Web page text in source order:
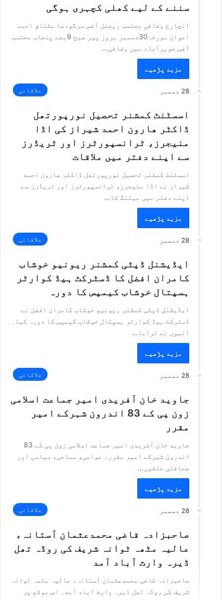
سننے کے لیے کھلی کچہری ہوگی
انچارج وفاقی محتسب ریجنل آفس سرگودھا مشتاق احمد
اعوان مورخہ30دسمبر بروز پیر صبح 9بجے پنجاب محتسب
آفس جوہرآباد میں وفاقی…
مزید پڑھیے
28 دسمبر علاقائی
اسسٹنٹ کمشنر تحصیل نورپورتھل
ڈاکٹر ھارون احمد شیراز کی اڈا
منیجرز، ٹرانسپورٹرز اور ٹریڈرز
سے اپنے دفتر میں ملاقات
اسسٹنٹ کمشنر تحصیل نورپورتھل ڈاکٹر ھارون احمد
شیراز نے اڈا منیجرز، ٹرانسپورٹرز اور ٹریڈرز سے
اپنے دفتر میں میٹنگ کا…
مزید پڑھیے
28 دسمبر علاقائی
ایڈیشنل ڈپٹی کمشنر ریونیو خوشاب
کامران افضل کا ڈسٹرکٹ ہیڈ کوارٹر
ہسپتال خوشاب کیمپس کا دورہ
ایڈیشنل ڈپٹی کمشنر ریونیو خوشاب کامران افضل نے
ڈسٹرکٹ ہیڈ کوارٹر ہسپتال خوشاب کیمپس کا دورہ کیا۔
انہوں نے ٹراما…
مزید پڑھیے
28 دسمبر علاقائی
جاوید خان آفریدی امیر جماعت اسلامی
زون پی کے 83 اندرون شہرکے امیر
مقرر
جاوید خان آفریدی امیر جماعت اسلامی زون پی کے 83
اندرون شہرکے امیر مقرر۔ عوامی، سماجی، سیاسی اور
صحافتی حلقوں…
مزید پڑھیے
28 دسمبر علاقائی
صاحبزادہ قاضی محمدعثمان آستانہء
عالیہ مٹھہ ٹوانہ شریف کی روڈہ تھل
ڈیرہ وارث آباد آمد
صاحبزادہ قاضی محمدعثمان آستانہء عالیہ مٹھہ ٹوانہ
شریف کی روڈہ تھل ڈیرہ وارث آباد آمد۔ اس موقع پر